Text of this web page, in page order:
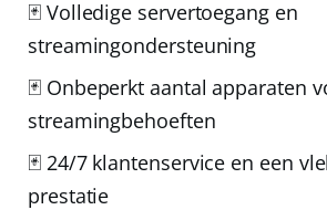
🃏 Volledige servertoegang en
streamingondersteuning
🃏 Onbeperkt aantal apparaten
streamingbehoeften
🃏 24/7 klantenservice en een
prestatie